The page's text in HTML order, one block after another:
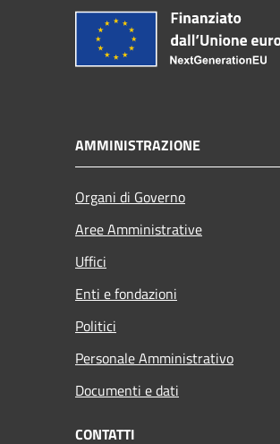
AMMINISTRAZIONE
Organi di Governo
Aree Amministrative
Uffici
Enti e fondazioni
Politici
Personale Amministrativo
Documenti e dati
CONTATTI